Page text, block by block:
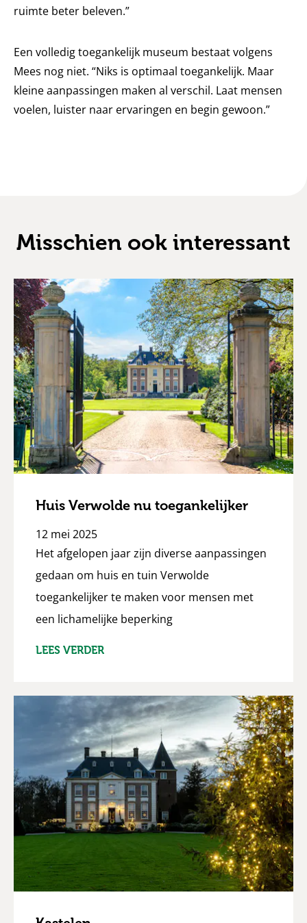
ruimte beter beleven.”
Een volledig toegankelijk museum bestaat volgens
Mees nog niet. “Niks is optimaal toegankelijk. Maar
kleine aanpassingen maken al verschil. Laat mensen
voelen, luister naar ervaringen en begin gewoon.”
Misschien ook interessant
Huis Verwolde nu toegankelijker
12 mei 2025
Het afgelopen jaar zijn diverse aanpassingen
gedaan om huis en tuin Verwolde
toegankelijker te maken voor mensen met
een lichamelijke beperking
LEES VERDER